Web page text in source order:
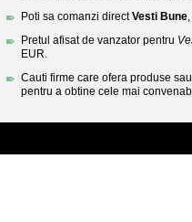
Poti sa comanzi directVesti Bune
Pretul afisat de vanzator pentru
EUR.
Cauti firme care ofera produse
pentru a obtine cele mai